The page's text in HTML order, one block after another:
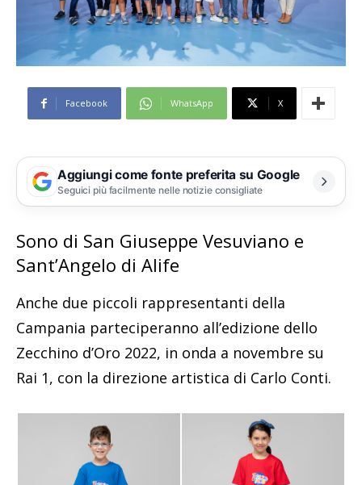
Facebook WhatsApp X
Aggiungi come fonte preferita su Google
Seguici più facilmente nelle notizie consigliate
Sono di San Giuseppe Vesuviano e
Sant’Angelo di Alife
Anche due piccoli rappresentanti della
Campania parteciperanno all’edizione dello
Zecchino d’Oro 2022, in onda a novembre su
Rai 1, con la direzione artistica di Carlo Conti.